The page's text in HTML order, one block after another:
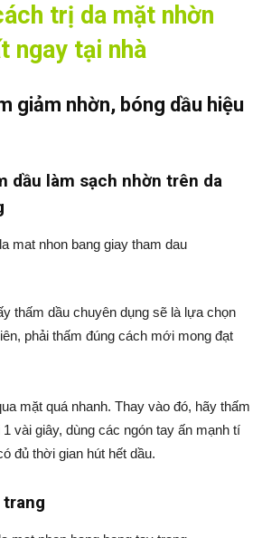
trị da mặt nhờn
ngay tại nhà
giảm nhờn, bóng dầu hiệu
dầu làm sạch nhờn trên da
thấm dầu chuyên dụng sẽ là lựa chọn
phải thấm đúng cách mới mong đạt
mặt quá nhanh. Thay vào đó, hãy thấm
vài giây, dùng các ngón tay ấn mạnh tí
đủ thời gian hút hết dầu.
trang